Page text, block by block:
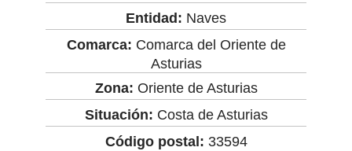
Entidad: Naves
Comarca: Comarca del Oriente de
Asturias
Zona: Oriente de Asturias
Situación: Costa de Asturias
Código postal: 33594